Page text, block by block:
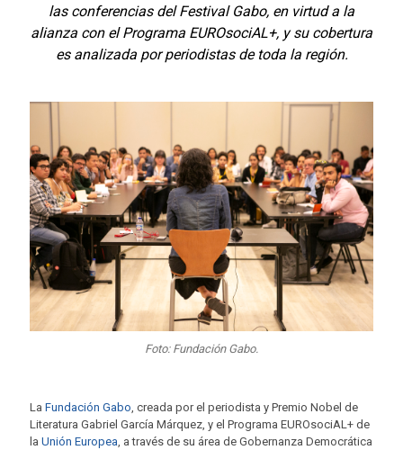
las conferencias del Festival Gabo, en virtud a la
alianza con el Programa EUROsociAL+, y su cobertura
es analizada por periodistas de toda la región.
Foto: Fundación Gabo.
La Fundación Gabo , creada por el periodista y Premio Nobel de
Literatura Gabriel García Márquez, y el Programa EUROsociAL+ de
la Unión Europea , a través de su área de Gobernanza Democrática